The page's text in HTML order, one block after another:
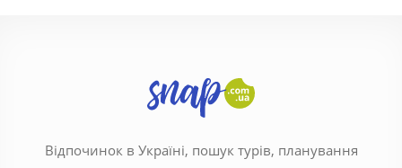
Відпочинок в Україні, пошук турів, планування